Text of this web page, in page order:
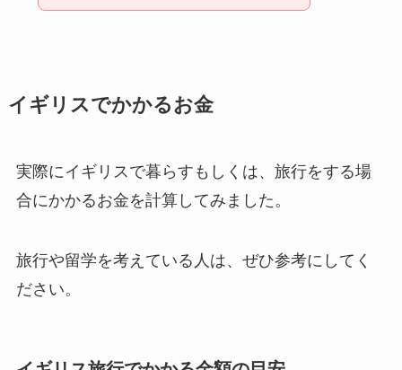
イギリスでかかるお金
実際にイギリスで暮らすもしくは、旅行をする場
合にかかるお金を計算してみました。
旅行や留学を考えている人は、ぜひ参考にしてく
ださい。